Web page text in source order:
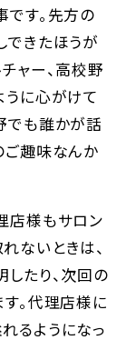
です。先方の
できたほうが
ャー、高校野
うに心がけて
でも誰かが話
ご趣味なんか
店様もサロン
ないときは、
たり、次回の
。代理店様に
るようになっ